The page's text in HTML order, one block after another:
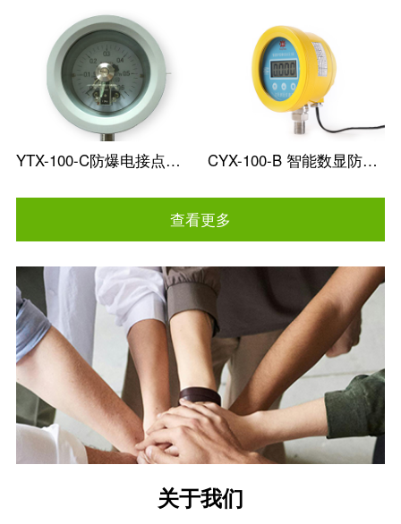
YTX-100-C防爆电接点压力表 CYX-100-B 智能数显防爆电接点压力表
查看更多
关于我们